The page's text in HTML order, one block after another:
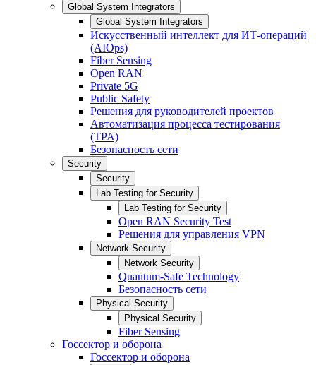
Global System Integrators
Global System Integrators
Искусственный интеллект для ИТ-операций
(AIOps)
Fiber Sensing
Open RAN
Private 5G
Public Safety
Решения для руководителей проектов
Автоматизация процесса тестирования
(TPA)
Безопасность сети
Security
Security
Lab Testing for Security
Lab Testing for Security
Open RAN Security Test
Решения для управления VPN
Network Security
Network Security
Quantum-Safe Technology
Безопасность сети
Physical Security
Physical Security
Fiber Sensing
Госсектор и оборона
Госсектор и оборона